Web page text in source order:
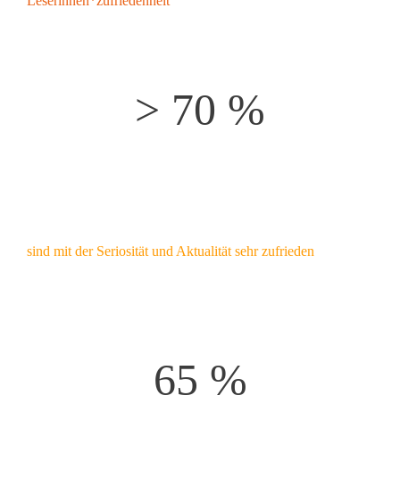
> 70 %
sind mit der Seriosität und Aktualität sehr zufrieden
65 %